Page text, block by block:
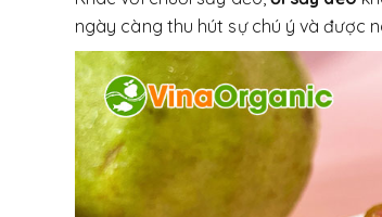
ngày càng thu hút sự chú ý và được